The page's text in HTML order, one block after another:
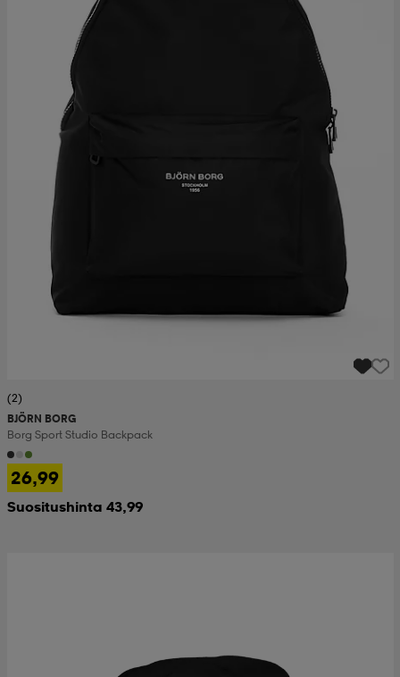
(2)
BJÖRN BORG
Borg Sport Studio Backpack
26,99
Suositushinta 43,99